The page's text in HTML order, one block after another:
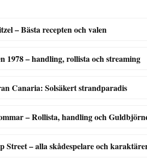
– Bästa recepten och valen
1978 – handling, rollista och streaming
Canaria: Solsäkert strandparadis
– Rollista, handling och
Street – alla skådespelare och